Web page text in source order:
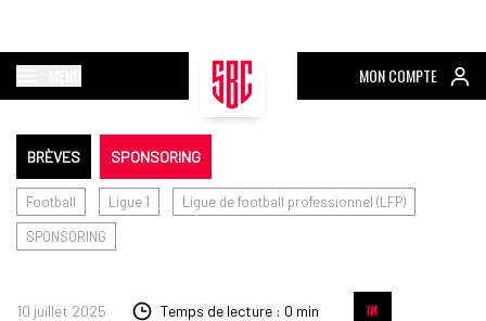
MON COMPTE
BRÈVES SPONSORING
Football Ligue 1
Ligue de football professionnel (LFP)
SPONSORING
10 juillet 2025 Temps de lecture : 0 min